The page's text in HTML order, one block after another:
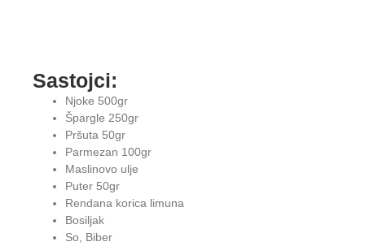
Sastojci:
Njoke 500gr
Špargle 250gr
Pršuta 50gr
Parmezan 100gr
Maslinovo ulje
Puter 50gr
Rendana korica limuna
Bosiljak
So, Biber